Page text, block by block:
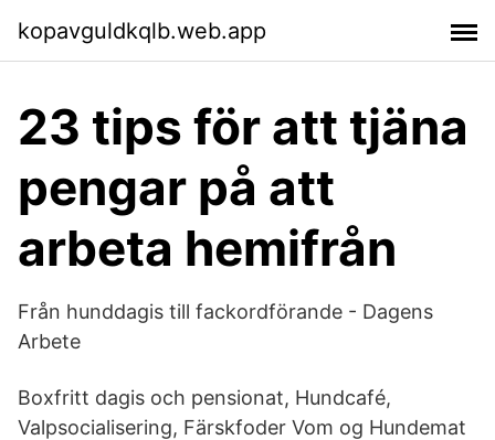
kopavguldkqlb.web.app
23 tips för att tjäna
pengar på att
arbeta hemifrån
Från hunddagis till fackordförande - Dagens
Arbete
Boxfritt dagis och pensionat, Hundcafé,
Valpsocialisering, Färskfoder Vom og Hundemat